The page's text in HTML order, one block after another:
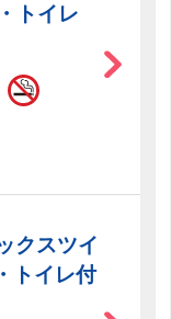
トイレ
クスツイ
トイレ付